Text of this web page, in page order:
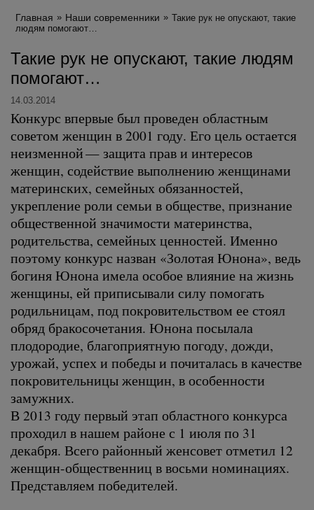
Главная Наши современники
Такие рук не опускают, такие
людям помогают…
Такие рук не опускают, такие людям
помогают…
14.03.2014
Конкурс впервые был проведен областным
советом женщин в 2001 году. Его цель остается
неизменной — защита прав и интересов
женщин, содействие выполнению женщинами
материнских, семейных обязанностей,
укрепление роли семьи в обществе, признание
общественной значимости материнства,
родительства, семейных ценностей. Именно
поэтому конкурс назван «Золотая Юнона», ведь
богиня Юнона имела особое влияние на жизнь
женщины, ей приписывали силу помогать
родильницам, под покровительством ее стоял
обряд бракосочетания. Юнона посылала
плодородие, благоприятную погоду, дожди,
урожай, успех и победы и почиталась в качестве
покровительницы женщин, в особенности
замужних.
В 2013 году первый этап областного конкурса
проходил в нашем районе с 1 июля по 31
декабря. Всего районный женсовет отметил 12
женщин-общественниц в восьми номинациях.
Представляем победителей.